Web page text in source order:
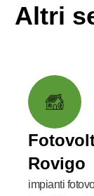
Altri
Rovigo
impianti